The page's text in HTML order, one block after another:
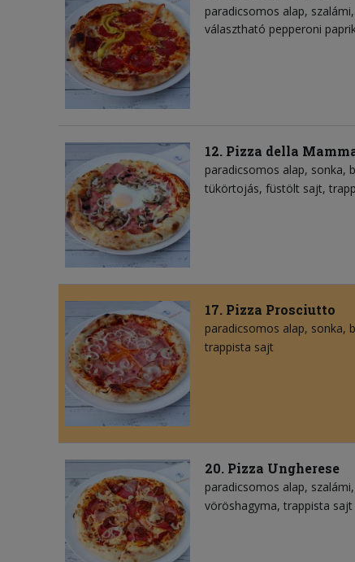
paradicsomos alap szalámi
választható pepperoni
12. Pizza della
paradicsomos alap sonka
tükörtojás füstölt sajt
17. Pizza Prosciutto
paradicsomos alap sonka
trappista sajt
20. Pizza Ungherese
paradicsomos alap szalámi
vöröshagyma trappista sajt